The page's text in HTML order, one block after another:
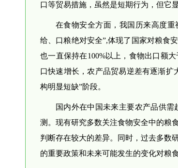
口等贸易措施，虽然是短期行为，但它
在食物安全方面，我国历来高度
给、口粮绝对安全”,体现了国家对粮食
也一直保持在100%以上，食物出口额
口快速增长，农产品贸易逆差有逐渐扩
构明显短缺”阶段。
国内外在中国未来主要农产品供
测。现有研究多数关注食物安全中的粮
判断存在较大的差异。同时，过去多数
的重要政策和未来可能发生的变化对粮